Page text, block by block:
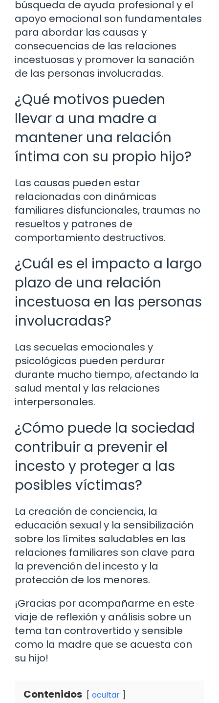
búsqueda de ayuda profesional y el
apoyo emocional son fundamentales
para abordar las causas y
consecuencias de las relaciones
incestuosas y promover la sanación
de las personas involucradas.
¿Qué motivos pueden
llevar a una madre a
mantener una relación
íntima con su propio hijo?
Las causas pueden estar
relacionadas con dinámicas
familiares disfuncionales, traumas no
resueltos y patrones de
comportamiento destructivos.
¿Cuál es el impacto a largo
plazo de una relación
incestuosa en las personas
involucradas?
Las secuelas emocionales y
psicológicas pueden perdurar
durante mucho tiempo, afectando la
salud mental y las relaciones
interpersonales.
¿Cómo puede la sociedad
contribuir a prevenir el
incesto y proteger a las
posibles víctimas?
La creación de conciencia, la
educación sexual y la sensibilización
sobre los límites saludables en las
relaciones familiares son clave para
la prevención del incesto y la
protección de los menores.
¡Gracias por acompañarme en este
viaje de reflexión y análisis sobre un
tema tan controvertido y sensible
como la madre que se acuesta con
su hijo!
Contenidos ocultar